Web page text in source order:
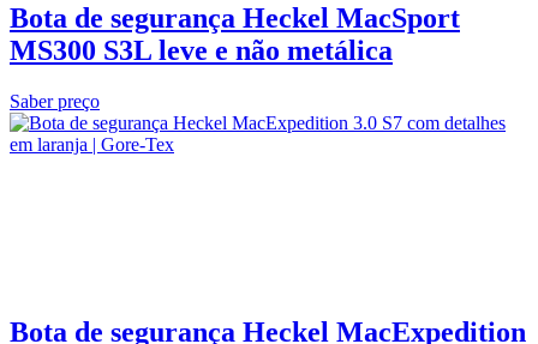
Bota de segurança Heckel MacSport
MS300 S3L leve e não metálica
Saber preço
Bota de segurança Heckel MacExpedition